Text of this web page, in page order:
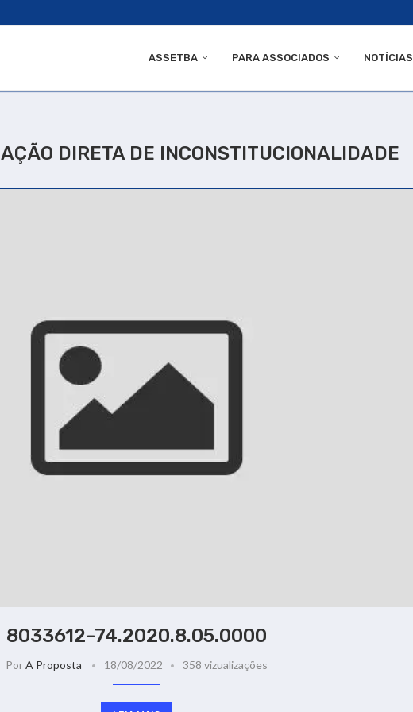
ASSETBA PARA ASSOCIADOS NOTÍCIAS
AÇÃO DIRETA DE INCONSTITUCIONALIDADE
8033612-74.2020.8.05.0000
PorA Proposta 18/08/2022 358 vizualizações